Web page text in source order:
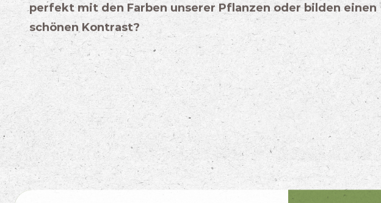
perfekt mit den Farben unserer Pflanzen oder bilden einen
schönen Kontrast?